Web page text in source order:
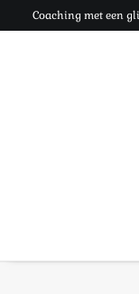
Coaching met een